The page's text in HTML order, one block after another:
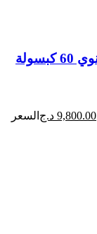
MotilityBoost – دعم حركة الحيوان المنوي 60 كبسولة
9,800.00 د.ج السعر